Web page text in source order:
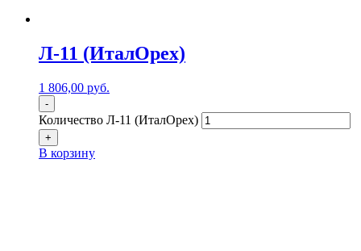
Л-11 (ИталОрех)
1 806,00 руб.
-
Количество Л-11 (ИталОрех)
+
В корзину